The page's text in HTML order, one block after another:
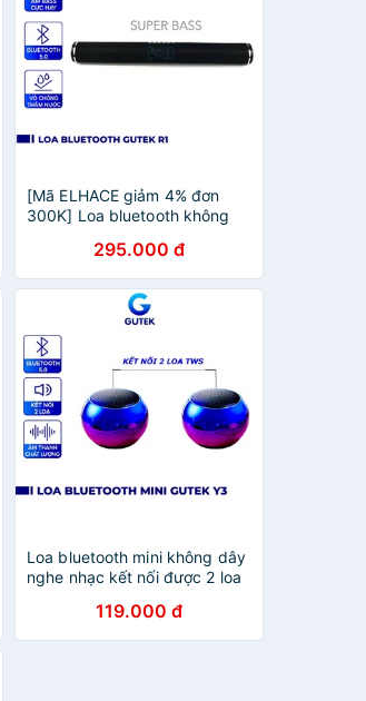
[Mã ELHACE giảm 4% đơn
300K] Loa bluetooth không
kiêm đồng hồ để bàn Gutek
R1
295.000 đ
Loa bluetooth mini không dây
nghe nhạc kết nối được 2 loa
kim loại nhiều màu
119.000 đ